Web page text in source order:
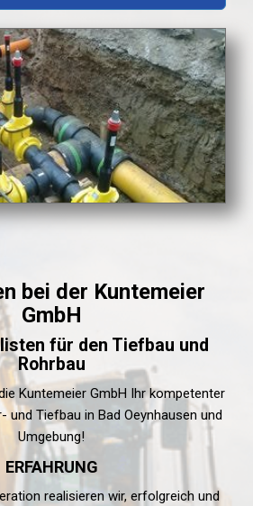
bei der Kuntemeier
GmbH
für den Tiefbau und
Rohrbau
Kuntemeier GmbH Ihr kompetenter
und Tiefbau in Bad Oeynhausen und
Umgebung!
ERFAHRUNG
realisieren wir, erfolgreich und